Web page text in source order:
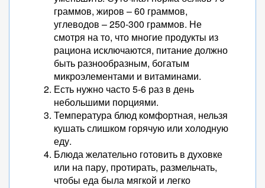
граммов, жиров – 60 граммов,
углеводов – 250-300 граммов. Не
смотря на то, что многие продукты из
рациона исключаются, питание должно
быть разнообразным, богатым
микроэлементами и витаминами.
Есть нужно часто 5-6 раз в день
небольшими порциями.
Температура блюд комфортная, нельзя
кушать слишком горячую или холодную
еду.
Блюда желательно готовить в духовке
или на пару, протирать, размельчать,
чтобы еда была мягкой и легко